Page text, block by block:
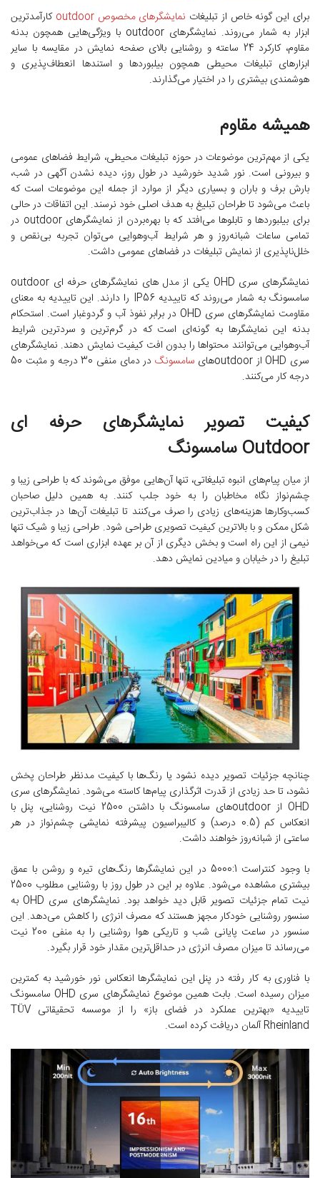
برای این گونه‌ خاص از تبلیغات نمایشگرهای مخصوص outdoor
کارآمدترین
ابزار به شمار می‌روند. نمایشگرهای outdoor با ویژگی‌هایی همچون بدنه
مقاوم، کارکرد 24 ساعته و روشنایی بالای صفحه نمایش در مقایسه با سایر
ابزارهای تبلیغات محیطی همچون بیلبوردها و استندها انعطاف‌پذیری و
هوشمندی بیشتری را در اختیار می‌گذارند.
همیشه مقاوم
یکی از مهم‌ترین موضوعات در حوزه تبلیغات محیطی، شرایط فضاهای عمومی
و بیرونی است. نور شدید خورشید در طول روز، دیده نشدن آگهی در شب،
بارش برف و باران و بسیاری دیگر از موارد از جمله این موضوعات است که
باعث می‌شود تا طراحان تبلیغ به هدف اصلی خود نرسند. این اتفاقات در حالی
برای بیلبوردها و تابلوها می‌افتد که با بهره‌بردن از نمایشگرهای outdoor در
تمامی ساعات شبانه‌روز و هر شرایط آب‌وهوایی می‌توان تجربه‌ بی‌نقص و
خلل‌ناپذیری از نمایش تبلیغات در فضاهای عمومی داشت.
نمایشگرهای سری OHD یکی از مدل های نمایشگرهای حرفه ای outdoor
سامسونگ به شمار می‌روند که تاییدیه IP56 را دارند. این تاییدیه به معنای
مقاومت نمایشگرهای سری OHD در برابر نفوذ آب و گردوغبار است. استحکام
بدنه این نمایشگرها به گونه‌ای است که در گرم‌ترین و سردترین شرایط
آب‌وهوایی می‌توانند محتواها را بدون افت کیفیت نمایش دهند. نمایشگرهای
سری OHD از outdoor‌های
سامسونگ
در دمای منفی 30 درجه و مثبت 50
درجه کار می‌کنند.
کیفیت تصویر نمایشگرهای حرفه ای
Outdoor سامسونگ
از میان پیام‌های انبوه تبلیغاتی، تنها آن‌هایی موفق می‌شوند که با طراحی زیبا و
چشم‌نواز نگاه مخاطبان را به خود جلب کنند. به همین دلیل صاحبان
کسب‌وکارها هزینه‌های زیادی را صرف می‌کنند تا تبلیغات آن‌ها در جذاب‌ترین
شکل ممکن و با بالاترین کیفیت تصویری طراحی شود. طراحی زیبا و شیک تنها
نیمی از این راه است و بخش دیگری از آن بر عهده ابزاری است که می‌خواهد
تبلیغ را در خیابان و میادین نمایش دهد.
چنانچه جزئیات تصویر دیده نشود یا رنگ‌ها با کیفیت مدنظر طراحان پخش
نشود، تا حد زیادی از قدرت اثرگذاری پیام‌ها کاسته می‌شود. نمایشگرهای سری
OHD از outdoorهای سامسونگ با داشتن 2500 نیت روشنایی، پنل با
انعکاس کم (0.5 درصد) و کالیبراسیون پیشرفته نمایشی چشم‌نواز در هر
ساعتی از شبانه‌روز خواهند داشت.
با وجود کنتراست 5000:1 در این نمایشگرها رنگ‌های تیره و روشن با عمق
بیشتری مشاهده می‌شود. علاوه بر این در طول روز با روشنایی مطلوب 2500
نیت تمام جزئیات تصویر قابل دید خواهد بود. نمایشگرهای سری OHD به
سنسور روشنایی خودکار مجهز هستند که مصرف انرژی را کاهش می‌دهد. این
سنسور در ساعت پایانی شب و تاریکی هوا روشنایی را به منفی 200 نیت
می‌رساند تا میزان مصرف انرژی در حداقل‌ترین مقدار خود قرار بگیرد.
با فناوری به کار رفته در پنل این نمایشگرها انعکاس نور خورشید به کمترین
میزان رسیده است. بابت همین موضوع نمایشگرهای سری OHD سامسونگ
تاییدیه «بهترین عملکرد در فضای باز» را از موسسه تحقیقاتی TÜV
Rheinland آلمان دریافت کرده است.